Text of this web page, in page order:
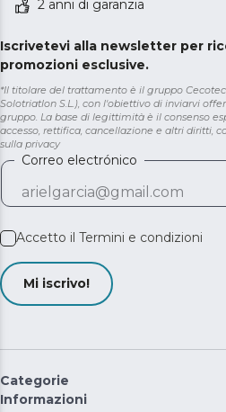
2 anni di garanzia
Iscrivetevi alla newsletter per
promozioni esclusive.
*Il titolare del trattamento è il gruppo Cecotec
Solotriatlon S.L.), con l'obiettivo di inviarvi
gruppo. La base di legittimità è il consenso
accesso, rettifica, cancellazione e altri diritti,
sulla privacy
Correo electrónico
Accetto il Termini e condizioni
Mi iscrivo!
Categorie
Informazioni